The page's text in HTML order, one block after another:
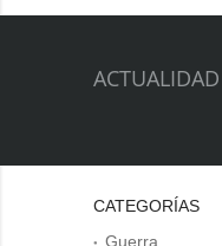
ACTUALIDAD
CATEGORÍAS
Guerra